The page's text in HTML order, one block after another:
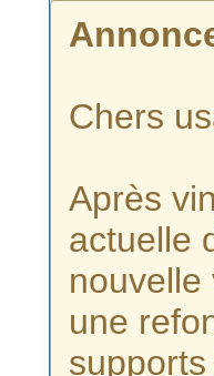
Chers
Après
actuelle
nouvelle
une